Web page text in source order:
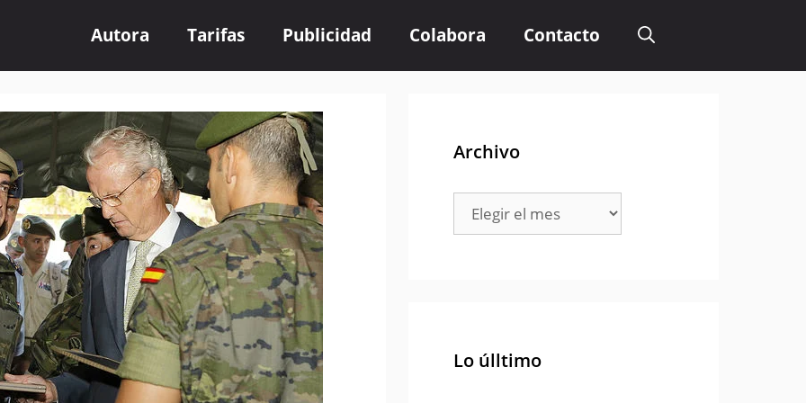
Autora Tarifas Publicidad Colabora Contacto
Archivo
Archivo
Lo úlltimo